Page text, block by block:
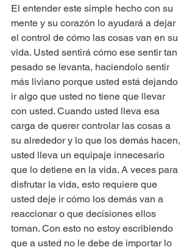
El entender este simple hecho con su
mente y su corazón lo ayudará a dejar
el control de cómo las cosas van en su
vida. Usted sentirá cómo ese sentir tan
pesado se levanta, haciendolo sentir
más liviano porque usted está dejando
ir algo que usted no tiene que llevar
con usted. Cuando usted lleva esa
carga de querer controlar las cosas a
su alrededor y lo que los demás hacen,
usted lleva un equipaje innecesario
que lo detiene en la vida. A veces para
disfrutar la vida, esto requiere que
usted deje ir cómo los demás van a
reaccionar o que decisiones ellos
toman. Con esto no estoy escribiendo
que a usted no le debe de importar lo